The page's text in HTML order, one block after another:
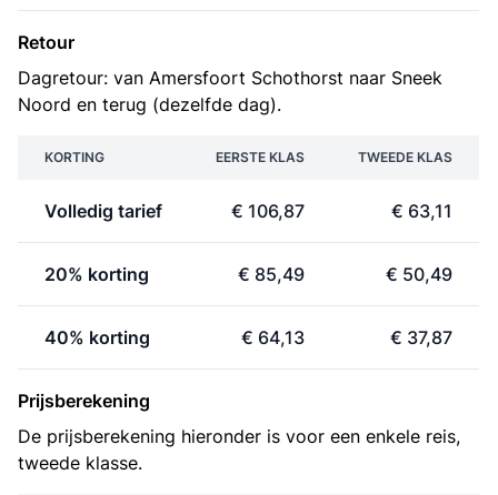
Retour
Dagretour: van Amersfoort Schothorst naar Sneek
Noord en terug (dezelfde dag).
KORTING EERSTE KLAS TWEEDE KLAS
Volledig tarief € 106,87 € 63,11
20% korting € 85,49 € 50,49
40% korting € 64,13 € 37,87
Prijsberekening
De prijsberekening hieronder is voor een enkele reis,
tweede klasse.